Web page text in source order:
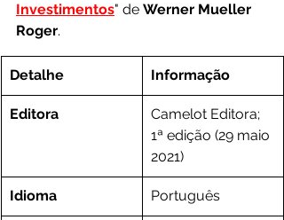
Investimentos" de Werner Mueller
Roger.
Detalhe Informação
Editora
Camelot Editora;
1ª edição (29 maio
2021)
Idioma Português